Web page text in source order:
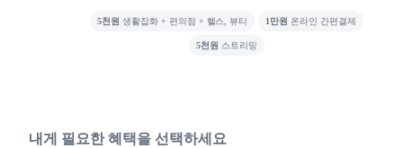
4 44
5천원 생활잡화 + 편의점 + 헬스, 뷰티 1만원 온라인 간편결제
5천원 스트리밍
내게 필요한 혜택을 선택하세요